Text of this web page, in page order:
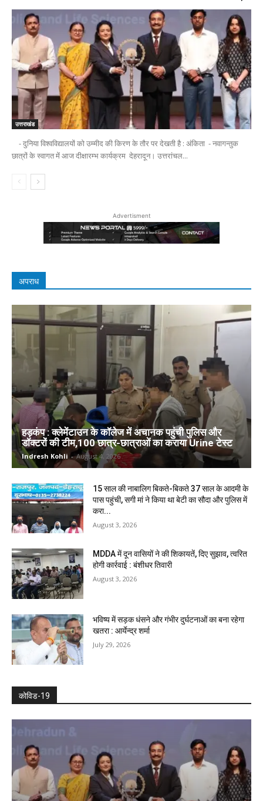
उत्तराखंड
- दुनिया विश्वविद्यालयों को उम्मीद की किरण के तौर पर देखती है : अंकिता - नवागन्तुक
छात्रों के स्वागत में आज दीक्षारम्भ कार्यक्रम देहरादून। उत्तरांचल...
Advertisment
अपराध
हड़कंप : क्लेमेंटाउन के कॉलेज में अचानक पहुंची पुलिस और
डॉक्टरों की टीम,100 छात्र-छात्राओं का कराया Urine टेस्ट
Indresh Kohli - August 4, 2026
15 साल की नाबालिग बिकते-बिकते 37 साल के आदमी के
पास पहुंची, सगी मां ने किया था बेटी का सौदा और पुलिस में
करा...
August 3, 2026
MDDA में दून वासियों ने की शिकायतें, दिए सुझाव, त्वरित
होगी कार्रवाई : बंशीधर तिवारी
August 3, 2026
भविष्य में सड़क धंसने और गंभीर दुर्घटनाओं का बना रहेगा
खतरा : आर्येन्द्र शर्मा
July 29, 2026
कोविड-19